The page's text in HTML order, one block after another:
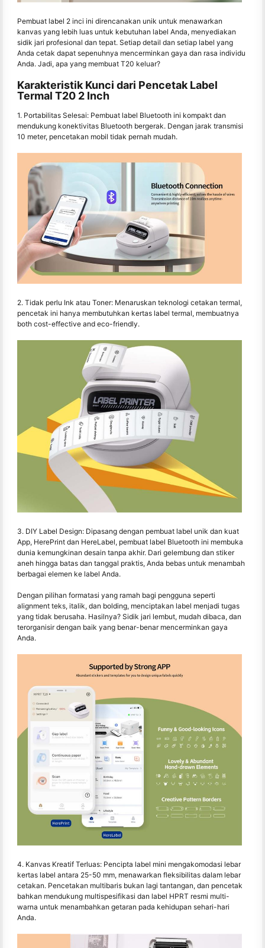
Pembuat label 2 inci ini direncanakan unik untuk menawarkan
kanvas yang lebih luas untuk kebutuhan label Anda, menyediakan
sidik jari profesional dan tepat. Setiap detail dan setiap label yang
Anda cetak dapat sepenuhnya mencerminkan gaya dan rasa individu
Anda. Jadi, apa yang membuat T20 keluar?
Karakteristik Kunci dari Pencetak Label
Termal T20 2 Inch
1. Portabilitas Selesai: Pembuat label Bluetooth ini kompakt dan
mendukung konektivitas Bluetooth bergerak. Dengan jarak transmisi
10 meter, pencetakan mobil tidak pernah mudah.
2. Tidak perlu Ink atau Toner: Menaruskan teknologi cetakan termal,
pencetak ini hanya membutuhkan kertas label termal, membuatnya
both cost-effective and eco-friendly.
3. DIY Label Design: Dipasang dengan pembuat label unik dan kuat
App, HerePrint dan HereLabel, pembuat label Bluetooth ini membuka
dunia kemungkinan desain tanpa akhir. Dari gelembung dan stiker
aneh hingga batas dan tanggal praktis, Anda bebas untuk menambah
berbagai elemen ke label Anda.
Dengan pilihan formatasi yang ramah bagi pengguna seperti
alignment teks, italik, dan bolding, menciptakan label menjadi tugas
yang tidak berusaha. Hasilnya? Sidik jari lembut, mudah dibaca, dan
terorganisir dengan baik yang benar-benar mencerminkan gaya
Anda.
4. Kanvas Kreatif Terluas: Pencipta label mini mengakomodasi lebar
kertas label antara 25-50 mm, menawarkan fleksibilitas dalam lebar
cetakan. Pencetakan multibaris bukan lagi tantangan, dan pencetak
bahkan mendukung multispesifikasi dan label HPRT resmi multi-
warna untuk menambahkan getaran pada kehidupan sehari-hari
Anda.